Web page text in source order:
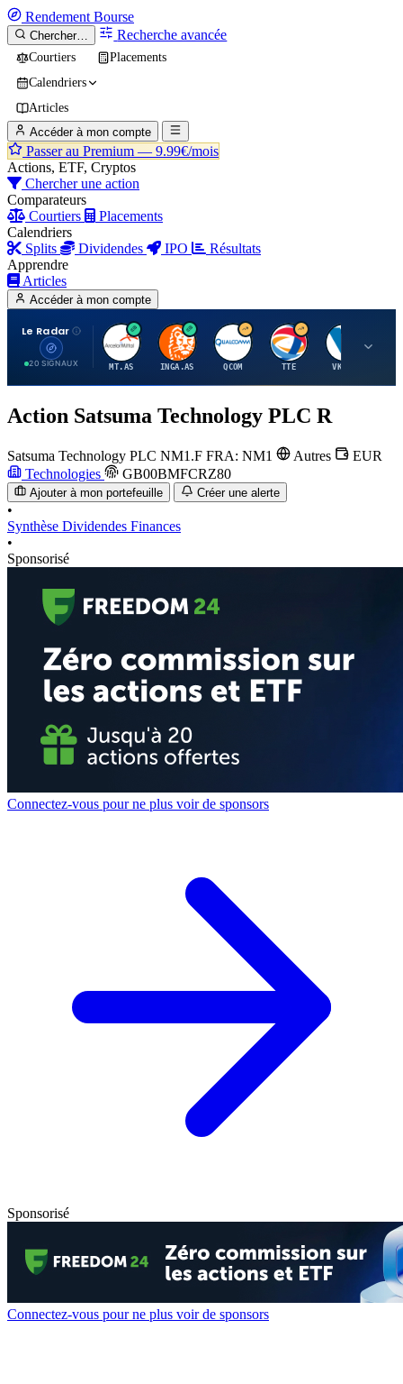
Rendement Bourse
Chercher… Recherche avancée
Courtiers
Placements
Calendriers
Articles
Accéder à mon compte
Passer au Premium — 9.99€/mois
Actions, ETF, Cryptos
Chercher une action
Comparateurs
Courtiers
Placements
Calendriers
Splits
Dividendes IPO
Résultats
Apprendre
Articles
Accéder à mon compte
Le Radar
20 SIGNAUX
A
MT.AS
I
INGA.AS
Q
QCOM
T
TTE VK.PA
Action Satsuma Technology PLC R
Satsuma Technology PLC NM1.F FRA: NM1 Autres
EUR
Technologies
GB00BMFCRZ80
Ajouter à mon portefeuille Créer une alerte
•
Synthèse Dividendes Finances
•
Sponsorisé
Connectez-vous pour ne plus voir de sponsors
Sponsorisé
Connectez-vous pour ne plus voir de sponsors